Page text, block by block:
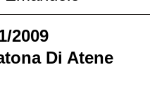
2009
Di Atene